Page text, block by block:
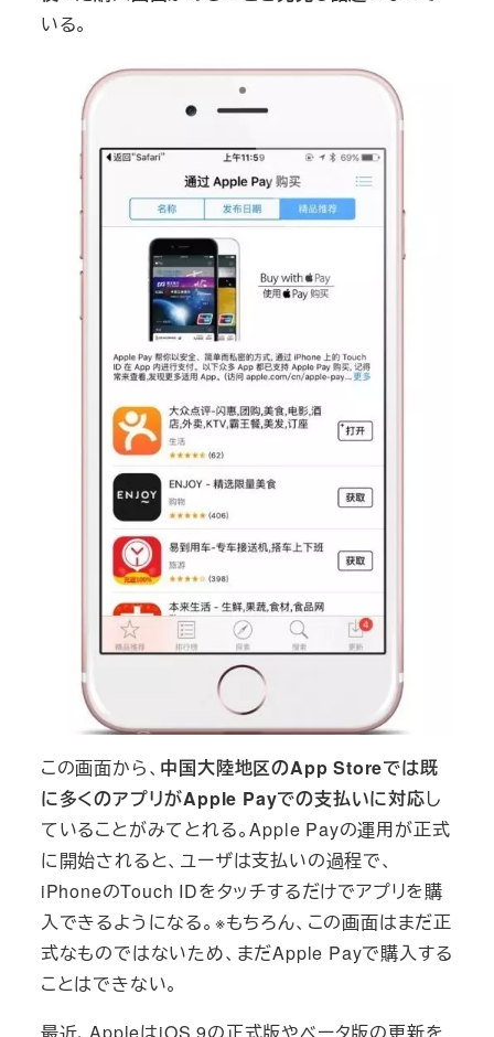
いる。
この画面から、 中国大陸地区のApp Storeでは既
に多くのアプリがApple Payでの支払いに対応し
ていることがみてとれる。Apple Payの運用が正式
に開始されると、ユーザは支払いの過程で、
iPhoneのTouch IDをタッチするだけでアプリを購
入できるようになる。※もちろん、この画面はまだ正
式なものではないため、まだApple Payで購入する
ことはできない。
最近、AppleはiOS 9の正式版やベータ版の更新を